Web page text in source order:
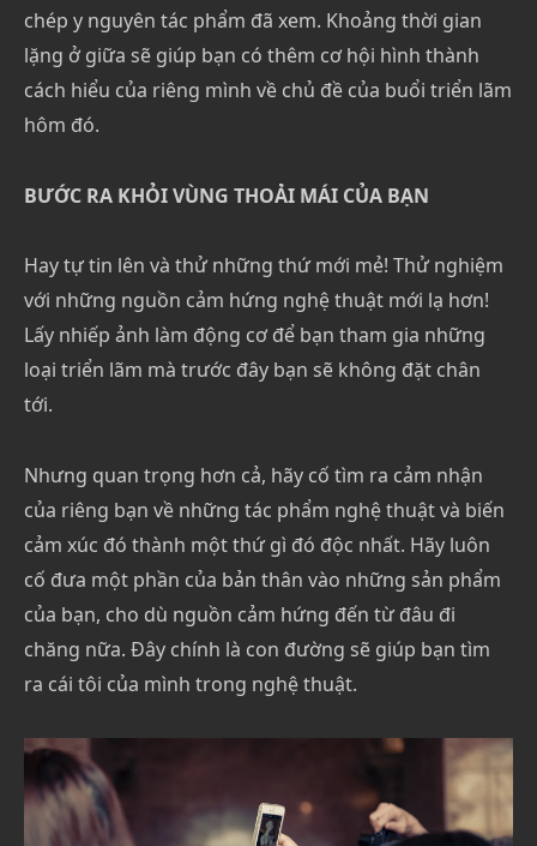
chép y nguyên tác phẩm đã xem. Khoảng thời gian
lặng ở giữa sẽ giúp bạn có thêm cơ hội hình thành
cách hiểu của riêng mình về chủ đề của buổi triển lãm
hôm đó.
BƯỚC RA KHỎI VÙNG THOẢI MÁI CỦA BẠN
Hay tự tin lên và thử những thứ mới mẻ! Thử nghiệm
với những nguồn cảm hứng nghệ thuật mới lạ hơn!
Lấy nhiếp ảnh làm động cơ để bạn tham gia những
loại triển lãm mà trước đây bạn sẽ không đặt chân
tới.
Nhưng quan trọng hơn cả, hãy cố tìm ra cảm nhận
của riêng bạn về những tác phẩm nghệ thuật và biến
cảm xúc đó thành một thứ gì đó độc nhất. Hãy luôn
cố đưa một phần của bản thân vào những sản phẩm
của bạn, cho dù nguồn cảm hứng đến từ đâu đi
chăng nữa. Đây chính là con đường sẽ giúp bạn tìm
ra cái tôi của mình trong nghệ thuật.